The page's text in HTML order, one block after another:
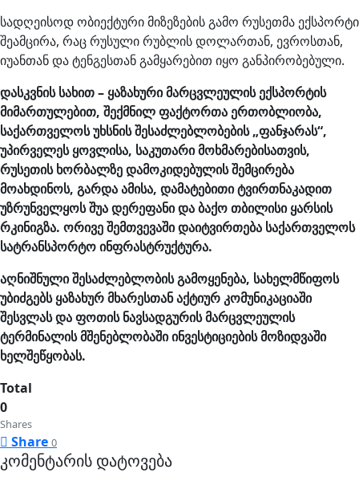
სადღეისოდ ობიექტური მიზეზების გამო რუსეთმა ექსპორტი
შეამცირა, რაც რუსული რუბლის დოლართან, ევროსთან,
იუანთან და ტენგესთან გამყარებით იყო განპირობებული.
დასკვნის სახით – ყაზახური მარცვლეულის ექსპორტის
მიმართულებით, შექმნილ ფაქტორთა ერთობლიობა,
საქართველოს უხსნის შესაძლებლობების „ფანჯარას“,
უპირველეს ყოვლისა, საკუთარი მოხმარებისათვის,
რუსეთის ხორბალზე დამოკიდებულის შემცირება
მოახდინოს, გარდა ამისა, დამატებითი ტვირთნაკადით
უზრუნველყოს შუა დერეფანი და ბაქო თბილისი ყარსის
რკინიგზა. ორივე შემთვევაში დაიტვირთება საქართველოს
სატრანსპორტო ინფრასტრუქტურა.
აღნიშნული შესაძლებლობის გამოყენება, სახელმწიფოს
უბიძგებს ყაზახურ მხარესთან აქტიურ კომუნიკაციაში
შესვლას და ფოთის ნავსადგურის მარცვლეულის
ტერმინალის მშენებლობაში ინვესტიციების მოზიდვაში
ხელშეწყობას.
Total
0
Shares
Share 0
კომენტარის დატოვება